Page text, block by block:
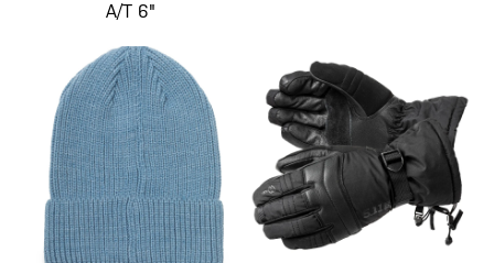
A/T 6"